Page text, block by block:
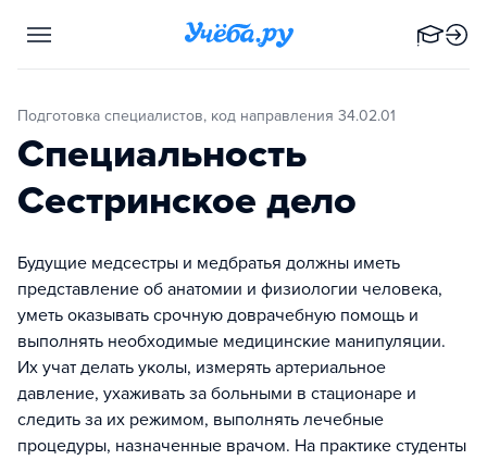
Подготовка специалистов, код направления 34.02.01
Специальность
Сестринское дело
Будущие медсестры и медбратья должны иметь
представление об анатомии и физиологии человека,
уметь оказывать срочную доврачебную помощь и
выполнять необходимые медицинские манипуляции.
Их учат делать уколы, измерять артериальное
давление, ухаживать за больными в стационаре и
следить за их режимом, выполнять лечебные
процедуры, назначенные врачом. На практике студенты